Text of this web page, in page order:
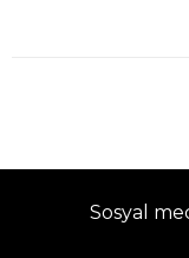
Sosyal